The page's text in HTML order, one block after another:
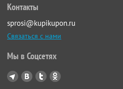
Контакты
sprosi@kupikupon.ru
Связаться с нами
Мы в Соцсетях